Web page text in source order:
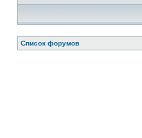
Список форумов